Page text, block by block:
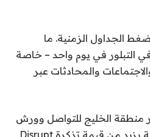
الجداول الزمنية. ما
التبلور في يوم واحد – خاصة
والمحادثات عبر
عبر منطقة الخليج للتواصل وورش